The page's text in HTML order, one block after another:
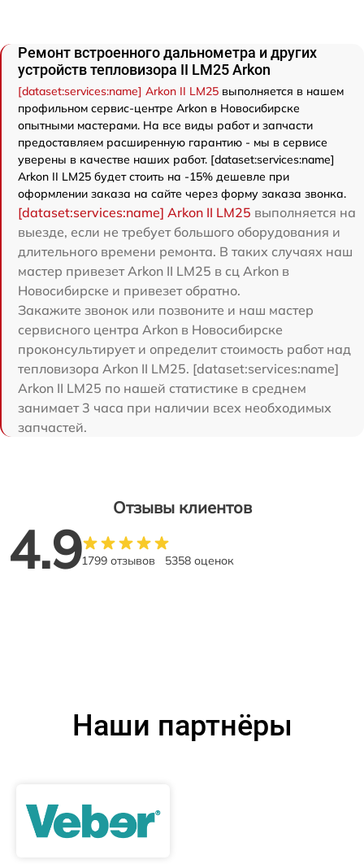
Ремонт встроенного дальнометра и других
устройств тепловизора II LM25 Arkon
[dataset:services:name] Arkon II LM25 выполняется в нашем
профильном сервис-центре Arkon в Новосибирске
опытными мастерами. На все виды работ и запчасти
предоставляем расширенную гарантию - мы в сервисе
уверены в качестве наших работ. [dataset:services:name]
Arkon II LM25 будет стоить на -15% дешевле при
оформлении заказа на сайте через форму заказа звонка.
[dataset:services:name] Arkon II LM25 выполняется на
выезде, если не требует большого оборудования и
длительного времени ремонта. В таких случаях наш
мастер привезет Arkon II LM25 в сц Arkon в
Новосибирске и привезет обратно.
Закажите звонок или позвоните и наш мастер
сервисного центра Arkon в Новосибирске
проконсультирует и определит стоимость работ над
тепловизора Arkon II LM25. [dataset:services:name]
Arkon II LM25 по нашей статистике в среднем
занимает 3 часа при наличии всех необходимых
запчастей.
Отзывы клиентов
4.91799 отзывов 5358 оценок
Наши партнёры